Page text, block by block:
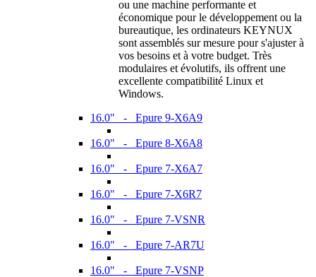
ou une machine performante et
économique pour le développement ou la
bureautique, les ordinateurs KEYNUX
sont assemblés sur mesure pour s'ajuster à
vos besoins et à votre budget. Très
modulaires et évolutifs, ils offrent une
excellente compatibilité Linux et
Windows.
16.0" - Epure 9-X6A9
16.0" - Epure 8-X6A8
16.0" - Epure 7-X6A7
16.0" - Epure 7-X6R7
16.0" - Epure 7-VSNR
16.0" - Epure 7-AR7U
16.0" - Epure 7-VSNP